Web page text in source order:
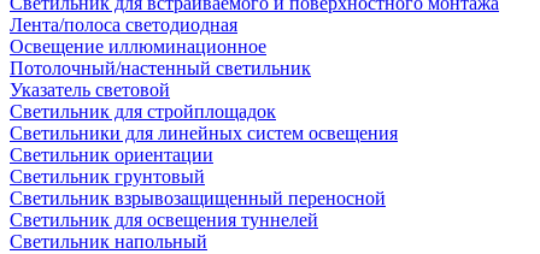
Лента/полоса светодиодная
Освещение иллюминационное
Потолочный/настенный светильник
Указатель световой
Светильник для стройплощадок
Светильники для линейных систем освещения
Светильник ориентации
Светильник грунтовый
Светильник взрывозащищенный переносной
Светильник для освещения туннелей
Светильник напольный